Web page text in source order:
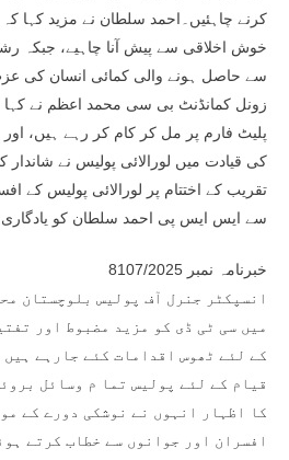
کرنے چاہئیں۔احمد سلطان نے مزید کہا
خوش اخلاقی سے پیش آنا چاہیے، جبکہ
سے حاصل ہونے والی کمائی انسان کی
زونل کمانڈنٹ بی سی محمد اعظم نے
پلیٹ فارم پر مل کر کام کر رہے ہیں،
کی قیادت میں لورالائی پولیس نے شاندار
تقریب کے اختتام پر لورالائی پولیس کے
سے ایس ایس پی احمد سلطان کو یادگاری
خبرنامہ نمبر 8107/2025
انسپکٹر جنرل آف پولیس بلوچستان
میں سی ٹی ڈی کو مزید مضبوط اور
کے لئے ٹھوس اقدامات کئے جارہے
قیام کے لئے پولیس تما م وسائل
کا اظہار انہوں نے نوشکی دورے کے
افسران اور جوانوں سے خطاب کرتے